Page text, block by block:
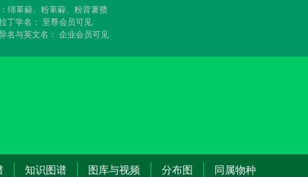
绵萆薢、粉萆薢、粉背薯蓣
丁学名： 至尊会员可见
名与英文名： 企业会员可见
知识图谱 图库与视频 分布图 同属物种